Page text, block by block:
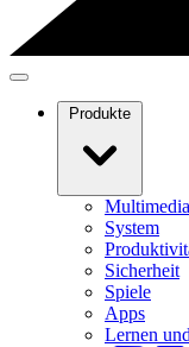
Produkte
Multimedia
System
Sicherheit
Spiele
Apps
Lernen